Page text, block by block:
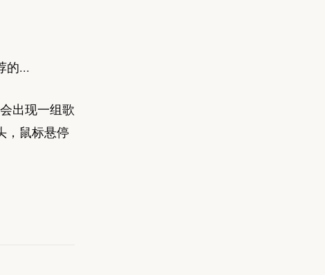
的...
出现一组歌
，鼠标悬停